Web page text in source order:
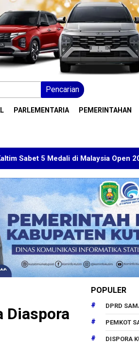
Pencarian
PARLEMENTARIA PEMERINTAHAN
di Malaysia Open 2026
Diaspora
POPULER
DPRD
PEMKOT
DISPORA